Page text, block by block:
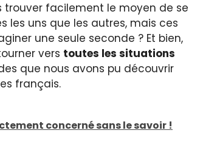
facilement le moyen de se
les uns que les autres, mais ces
une seule seconde ? Et bien,
vers toutes les situations
que nous avons pu découvrir
français.
concerné sans le savoir !